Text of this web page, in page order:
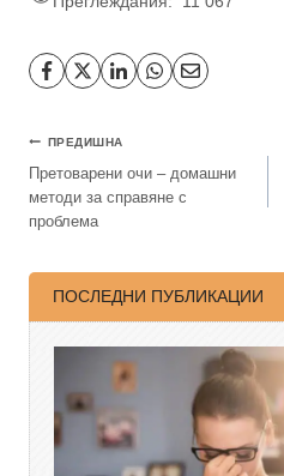
ПРЕДИШНА
Претоварени очи – домашни
методи за справяне с
проблема
ПОСЛЕДНИ ПУБЛИКАЦИИ